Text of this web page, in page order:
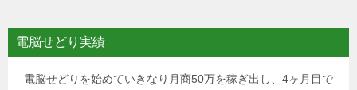
電脳せどり実績
電脳せどりを始めていきなり月商50万を稼ぎ出し、4ヶ月目で